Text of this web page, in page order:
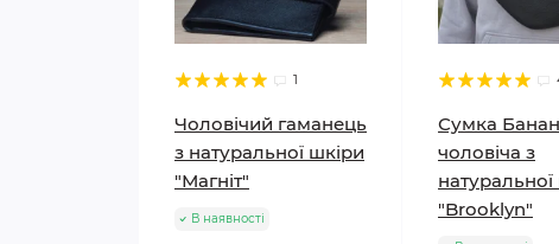
1
Чоловічий гаманець
з натуральної шкіри
"Магніт"
В наявності
Сумка
чоловіча з
"Brooklyn"